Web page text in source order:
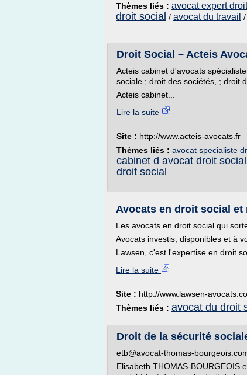
Thèmes liés : avocat expert
droit social / avocat du travail /
Droit Social – Acteis
Acteis cabinet d'avocats
sociale ; droit des sociétés, ; droit
Acteis cabinet...
Lire la suite
Site : http://www.acteis-avocats.fr
Thèmes liés : avocat specialiste
cabinet d avocat droit social
droit social
Avocats en droit social
Les avocats en droit social qui
Avocats investis, disponibles et à
Lawsen, c'est l'expertise en droit
Lire la suite
Site : http://www.lawsen-
Thèmes liés : avocat du droit
Droit de la sécurité
etb@avocat-thomas-
Elisabeth THOMAS-BOURGEOIS